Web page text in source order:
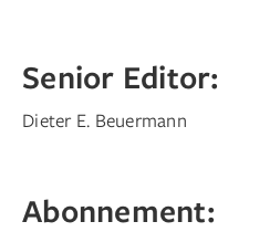
Senior Editor:
Dieter E. Beuermann
Abonnement: